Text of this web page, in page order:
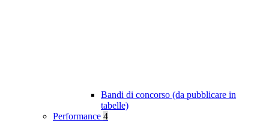
Bandi di concorso (da pubblicare in
tabelle)
Performance 4